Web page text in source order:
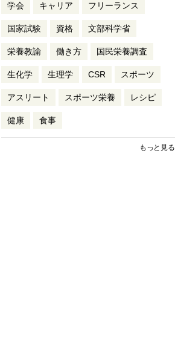
学会 キャリア フリーランス
国家試験 資格 文部科学省
栄養教諭 働き方 国民栄養調査
生化学 生理学 CSR スポーツ
アスリート スポーツ栄養 レシピ
健康 食事
もっと見る